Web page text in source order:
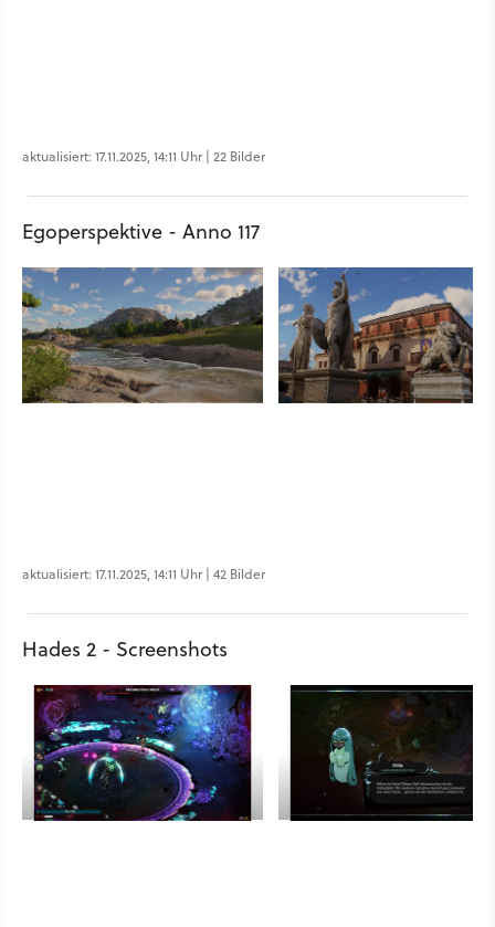
aktualisiert: 17.11.2025, 14:11 Uhr | 22 Bilder
Egoperspektive - Anno 117
aktualisiert: 17.11.2025, 14:11 Uhr | 42 Bilder
Hades 2 - Screenshots